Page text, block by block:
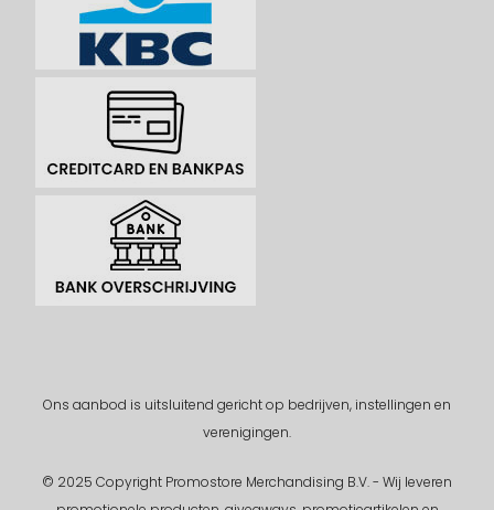
Ons aanbod is uitsluitend gericht op bedrijven, instellingen en
verenigingen.
© 2025 Copyright Promostore Merchandising B.V. - Wij leveren